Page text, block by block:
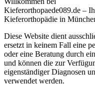
Kieferorthopaede089.de –
Kieferorthopädie in
Diese Website dient
ersetzt in keinem Fall eine
oder eine Beratung durch
und können die zur
eigenständiger Diagnosen
verwendet werden.